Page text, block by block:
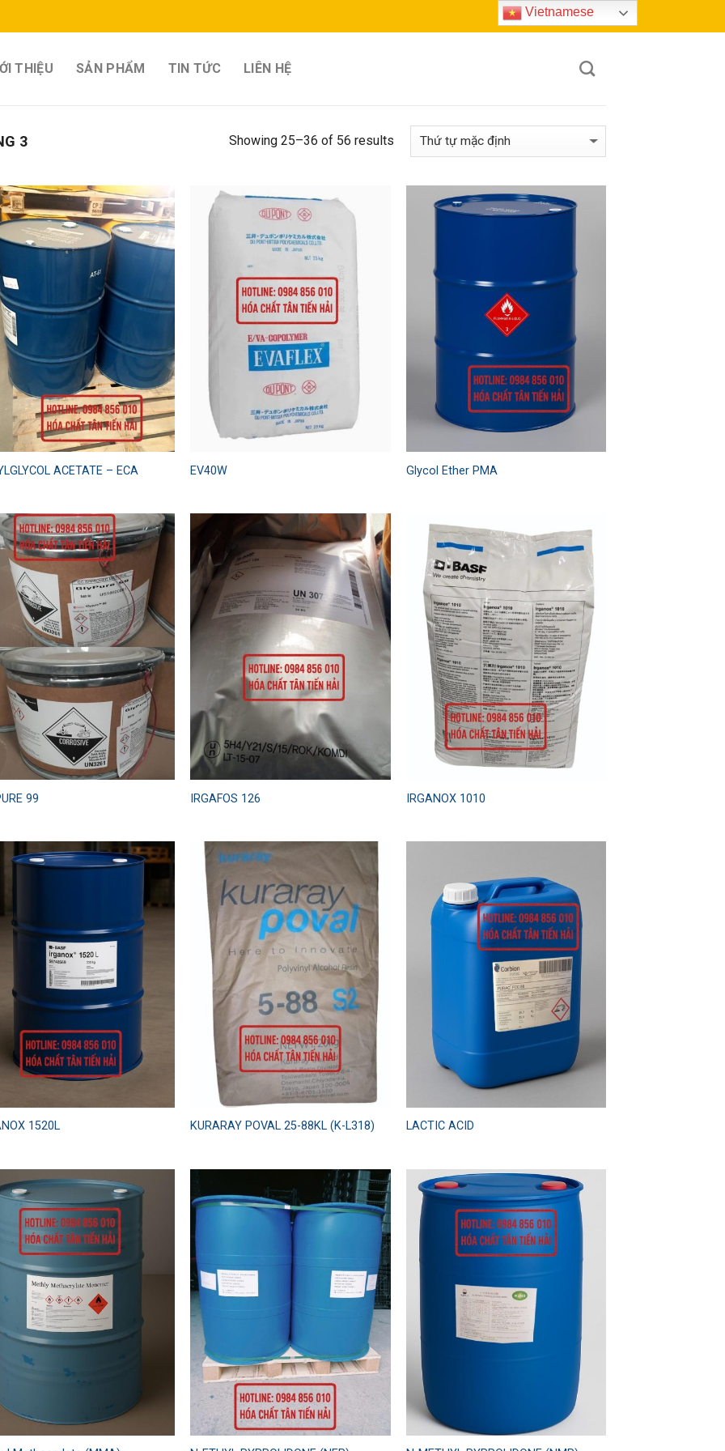
THIỆU SẢN PHẨM TIN TỨC LIÊN HỆ
3 Showing 25–36 of 56 results
Add to
wishlist
ACETATE – ECA EV40W Glycol Ether PMA
Add to
wishlist
99
Add to
wishlist
IRGAFOS 126
Add to
wishlist
IRGANOX 1010
1520L
Add to
wishlist
KURARAY POVAL 25-88KL (K-L318)
Add to
wishlist
LACTIC ACID
Add to
Add to
wishlist
Vietnamese